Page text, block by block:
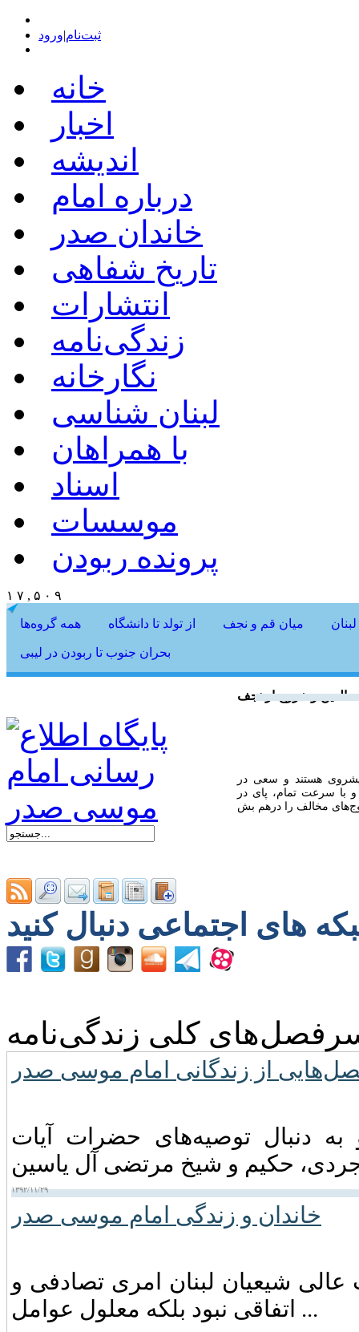
ثبت‌نام|ورود
خانه
اخبار
اندیشه
درباره امام
خاندان صدر
تاریخ شفاهی
انتشارات
زندگی‌نامه
نگارخانه
لبنان شناسی
با همراهان
اسناد
موسسات
پرونده ربودن
۱ ۷ , ۵ ۰ ۹
همه گروه‌ها از تولد تا دانشگاه میان قم و نجف
بحران جنوب تا ربودن در لیبی
و خروج از نجف
هستند و سعی در
با سرعت تمام، پای در
کلی زندگی‌نامه
از زندگانی امام موسی صدر
موسی صدر در اواخر سال ۱۳۳۸ و به دنبال توصیه‌های حضرات آیات
۱۳۹۲/۱۱/۲۹
خاندان و زندگی امام موسى صدر
شیعیان لبنان امری تصادفی و
اتفاقی نبود بلکه معلول عوامل ...